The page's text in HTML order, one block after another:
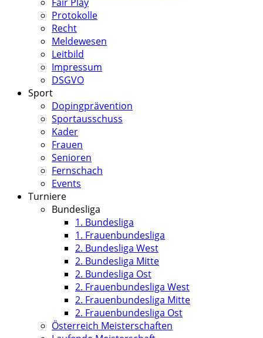
Protokolle
Recht
Meldewesen
Leitbild
Impressum
DSGVO
Sport
Dopingprävention
Sportausschuss
Kader
Frauen
Senioren
Fernschach
Events
Turniere
Bundesliga
1. Bundesliga
1. Frauenbundesliga
2. Bundesliga West
2. Bundesliga Mitte
2. Bundesliga Ost
2. Frauenbundesliga West
2. Frauenbundesliga Mitte
2. Frauenbundesliga Ost
Österreich Meisterschaften